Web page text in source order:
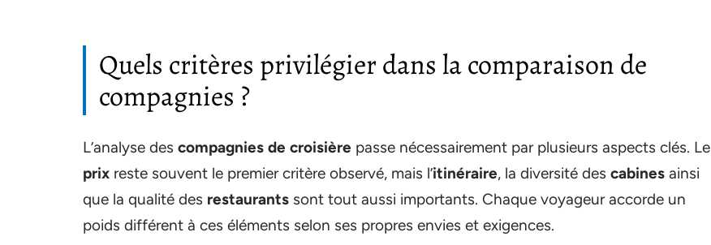
Quels critères privilégier dans la comparaison de
compagnies ?
L’analyse des compagnies de croisière passe nécessairement par plusieurs aspects clés. Le
prix reste souvent le premier critère observé, mais l’itinéraire, la diversité des cabines ainsi
que la qualité des restaurants sont tout aussi importants. Chaque voyageur accorde un
poids différent à ces éléments selon ses propres envies et exigences.